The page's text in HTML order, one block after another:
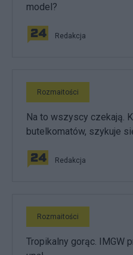
model?
Redakcja
Rozmaitości
Na to wszyscy czekają.
butelkomatów, szykuje
Redakcja
Rozmaitości
Tropikalny gorąc. IMGW